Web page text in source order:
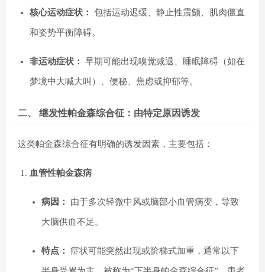
核心运动症状： 包括运动迟缓、静止性震颤、肌肉僵直
和姿势平衡障碍。
非运动症状： 早期可能出现嗅觉减退、睡眠障碍（如在
梦境中大喊大叫）、便秘、焦虑或抑郁等。
二、 继发性帕金森综合征：由特定原因诱发
这类帕金森综合征有明确的诱发因素，主要包括：
血管性帕金森病
病因： 由于多次轻微中风或脑部小血管病变，导致
大脑供血不足。
特点： 症状可能突然出现或阶梯式加重，通常以下